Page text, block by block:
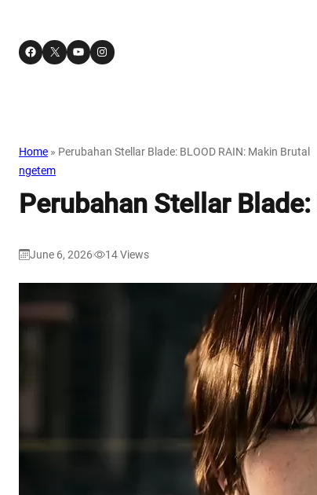
Facebook X YouTube Instagram
Home » Perubahan Stellar Blade: BLOOD RAIN: Makin Brutal
ngetem
Perubahan Stellar
June 6, 2026 14Views